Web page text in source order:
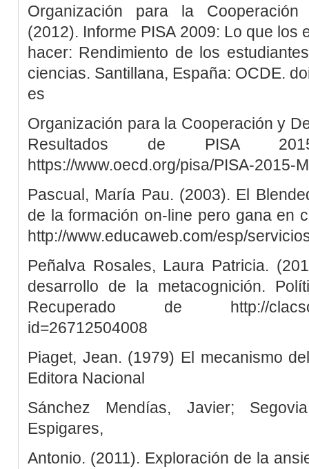
Organización para la
(2012). Informe PISA 2009: Lo que los
hacer: Rendimiento de los
ciencias. Santillana, España: OCDE.
es
Organización para la Cooperación y
Resultados de PISA
https://www.oecd.org/pisa/PISA-2015-
Pascual, María Pau. (2003). El
de la formación on-line pero gana en
http://www.educaweb.com/esp/
Peñalva Rosales, Laura Patricia.
desarrollo de la metacognición.
Recuperado de http://
id=26712504008
Piaget, Jean. (1979) El mecanismo
Editora Nacional
Sánchez Mendías, Javier;
Espigares,
Antonio. (2011). Exploración de la